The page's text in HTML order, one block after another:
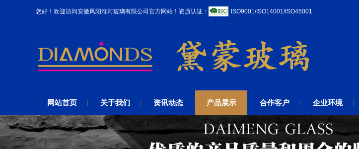
您好！欢迎访问安徽凤阳淮河玻璃有限公司官方网站！资质认证： ISO9001/ISO14001/ISO45001
网站首页 关于我们 资讯动态 产品展示 合作客户 企业环境